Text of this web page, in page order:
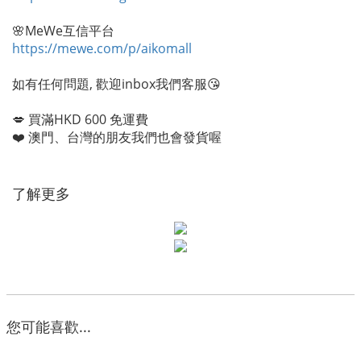
🌸MeWe互信平台
https://mewe.com/p/aikomall
如有任何問題, 歡迎inbox我們客服😘
💋 買滿HKD 600 免運費
❤️ 澳門、台灣的朋友我們也會發貨喔
了解更多
您可能喜歡...